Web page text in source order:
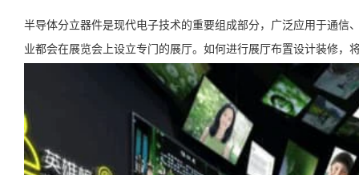
半导体分立器件是现代电子技术的重要组成部分，广泛应用于通
业都会在展览会上设立专门的展厅。如何进行展厅布置设计装修，